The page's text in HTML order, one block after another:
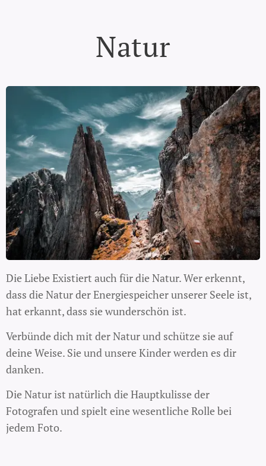
Natur
Die Liebe Existiert auch für die Natur. Wer erkennt,
dass die Natur der Energiespeicher unserer Seele ist,
hat erkannt, dass sie wunderschön ist.
Verbünde dich mit der Natur und schütze sie auf
deine Weise. Sie und unsere Kinder werden es dir
danken.
Die Natur ist natürlich die Hauptkulisse der
Fotografen und spielt eine wesentliche Rolle bei
jedem Foto.